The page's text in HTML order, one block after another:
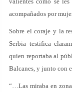
acompañados por
Sobre el coraje y la
Serbia testifica
quien reportaba al
Balcanes, y junto con
“…Las miraba en